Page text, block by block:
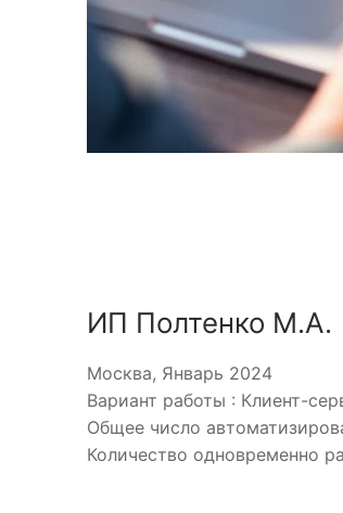
ИП Полтенко М.А.
Москва, Январь 2024
Вариант работы : Клиент-
Общее число
Количество одновременно